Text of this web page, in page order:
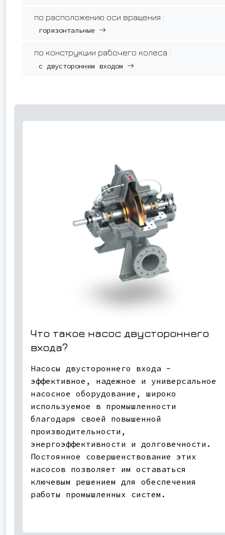
по расположению оси вращения :
горизонтальные
по конструкции рабочего колеса :
с двусторонним входом
Что такое насос двустороннего
входа?
Насосы двустороннего входа -
эффективное, надежное и универсальное
насосное оборудование, широко
используемое в промышленности
благодаря своей повышенной
производительности,
энергоэффективности и долговечности.
Постоянное совершенствование этих
насосов позволяет им оставаться
ключевым решением для обеспечения
работы промышленных систем.